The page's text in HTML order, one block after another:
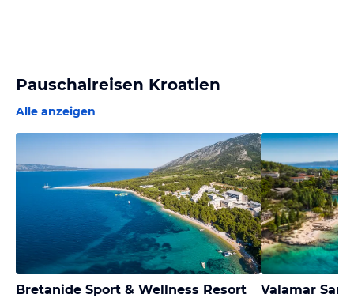
Pauschalreisen Kroatien
Alle anzeigen
Bretanide Sport & Wellness Resort Valamar